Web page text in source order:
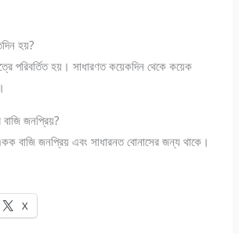
হয়?
পরিবর্তিত হয়। সাধারণত কয়েকদিন থেকে কয়েক
জনপ্রিয়?
বাজি জনপ্রিয় এবং সাধারনত বোনাসের জন্য থাকে।
X